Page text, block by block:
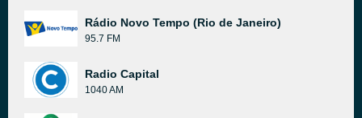
Rádio Novo Tempo (Rio de Janeiro)
95.7 FM
Radio Capital
1040 AM